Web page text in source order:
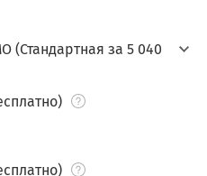
(Стандартная за 5 040